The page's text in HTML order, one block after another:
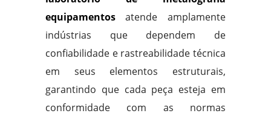
equipamentosatende amplamente
indústrias que dependem de
confiabilidade e rastreabilidade técnica
em seus elementos estruturais,
garantindo que cada peça esteja em
conformidade com as normas